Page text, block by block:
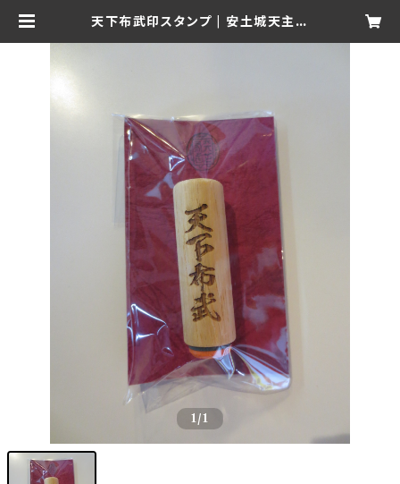
天下布武印スタンプ | 安土城天主信
1/1